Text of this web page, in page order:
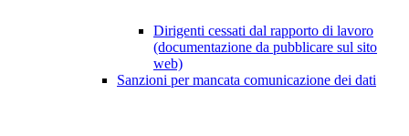
Dirigenti cessati dal rapporto di lavoro
(documentazione da pubblicare sul sito
web)
Sanzioni per mancata comunicazione dei dati